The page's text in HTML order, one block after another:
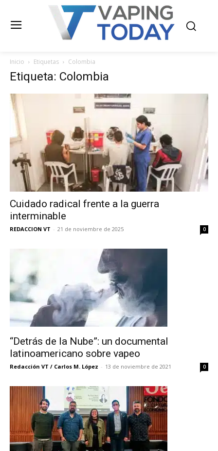
Inicio Etiquetas Colombia
Etiqueta: Colombia
Cuidado radical frente a la guerra
interminable
REDACCION VT - 21 de noviembre de 2025 0
“Detrás de la Nube”: un documental
latinoamericano sobre vapeo
Redacción VT / Carlos M. López - 13 de noviembre de 2021 0